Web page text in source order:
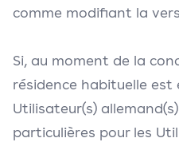
comme modifiant la
Si, au moment de la
résidence habituelle est
Utilisateur(s)
particulières pour les